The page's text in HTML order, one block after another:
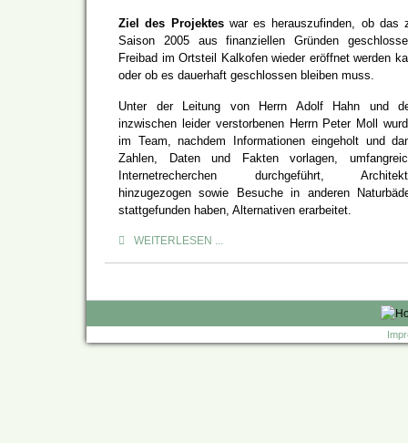
Ziel des Projektes war es herauszufinden, ob das
Saison 2005 aus finanziellen Gründen
Freibad im Ortsteil Kalkofen wieder eröffnet werden
oder ob es dauerhaft geschlossen bleiben muss.
Unter der Leitung von Herrn Adolf Hahn und
inzwischen leider verstorbenen Herrn Peter Moll
im Team, nachdem Informationen eingeholt und
Zahlen, Daten und Fakten vorlagen,
Internetrecherchen durchgeführt,
hinzugezogen sowie Besuche in anderen
stattgefunden haben, Alternativen erarbeitet.
WEITERLESEN ...